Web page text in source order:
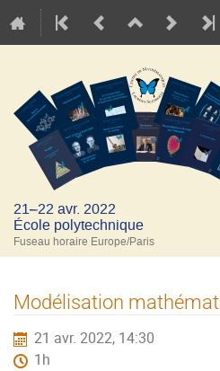
21–22 avr. 2022
École polytechnique
Fuseau horaire Europe/Paris
Modélisation
21 avr. 2022, 14:30
1h